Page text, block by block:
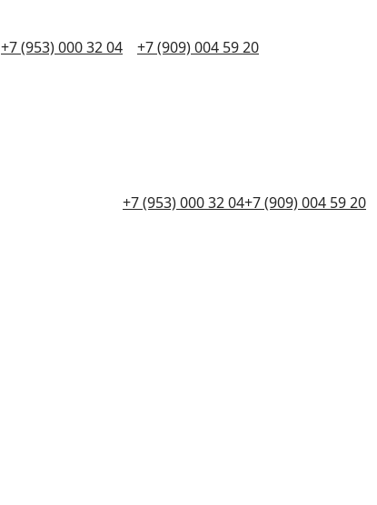
+7 (953) 000 32 04 +7 (909) 004 59 20
+7 (953) 000 32 04+7 (909) 004 59 20